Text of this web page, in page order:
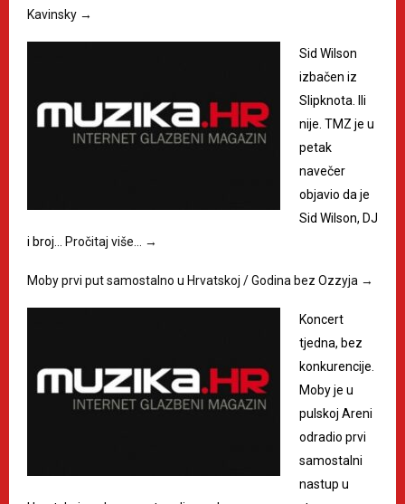
Kavinsky →
Sid Wilson
izbačen iz
Slipknota. Ili
nije. TMZ je u
petak
navečer
objavio da je
Sid Wilson, DJ
i broj…
Pročitaj više… →
Moby prvi put samostalno u Hrvatskoj / Godina bez Ozzyja →
Koncert
tjedna, bez
konkurencije.
Moby je u
pulskoj Areni
odradio prvi
samostalni
nastup u